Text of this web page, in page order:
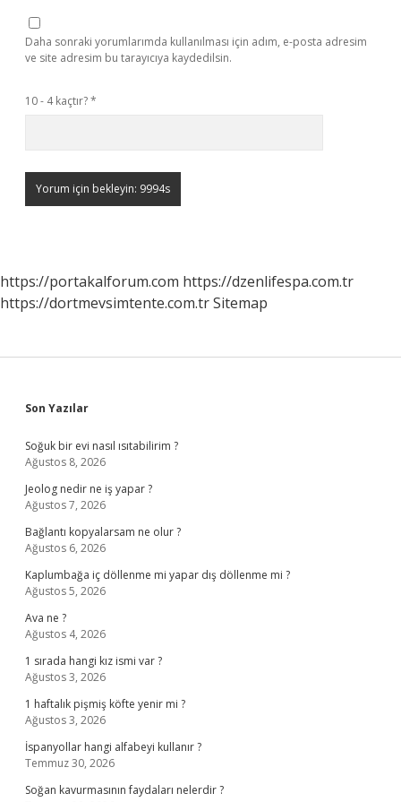
Daha sonraki yorumlarımda kullanılması için adım, e-posta adresim
ve site adresim bu tarayıcıya kaydedilsin.
10 - 4 kaçtır?*
https://portakalforum.com https://dzenlifespa.com.tr
https://dortmevsimtente.com.trSitemap
Sidebar
Son Yazılar
Soğuk bir evi nasıl ısıtabilirim ?
Ağustos 8, 2026
Jeolog nedir ne iş yapar ?
Ağustos 7, 2026
Bağlantı kopyalarsam ne olur ?
Ağustos 6, 2026
Kaplumbağa iç döllenme mi yapar dış döllenme mi ?
Ağustos 5, 2026
Ava ne ?
Ağustos 4, 2026
1 sırada hangi kız ismi var ?
Ağustos 3, 2026
1 haftalık pişmiş köfte yenir mi ?
Ağustos 3, 2026
İspanyollar hangi alfabeyi kullanır ?
Temmuz 30, 2026
Soğan kavurmasının faydaları nelerdir ?